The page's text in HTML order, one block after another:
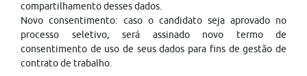
compartilhamento desses dados.
Novo consentimento: caso o candidato seja aprovado no
processo seletivo, será assinado novo termo de
consentimento de uso de seus dados para fins de gestão de
contrato de trabalho.